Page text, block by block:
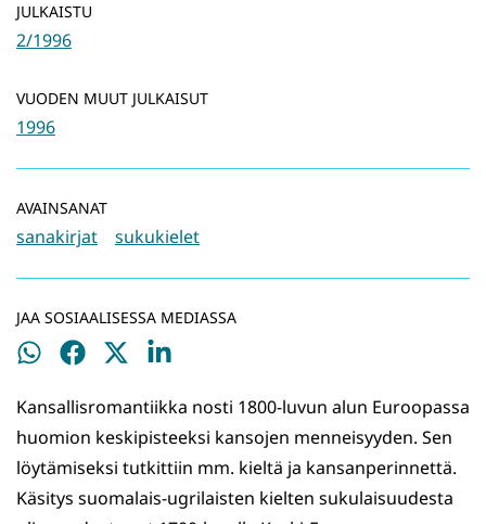
JULKAISTU
2/1996
VUODEN MUUT JULKAISUT
1996
AVAINSANAT
sanakirjat sukukielet
JAA SOSIAALISESSA MEDIASSA
Jaa
Jaa
Jaa
Jaa
Kansallisromantiikka nosti 1800-luvun alun Euroopassa
huomion keskipisteeksi kansojen menneisyyden. Sen
löytämiseksi tutkittiin mm. kieltä ja kansanperinnettä.
Käsitys suomalais-ugrilaisten kielten sukulaisuudesta